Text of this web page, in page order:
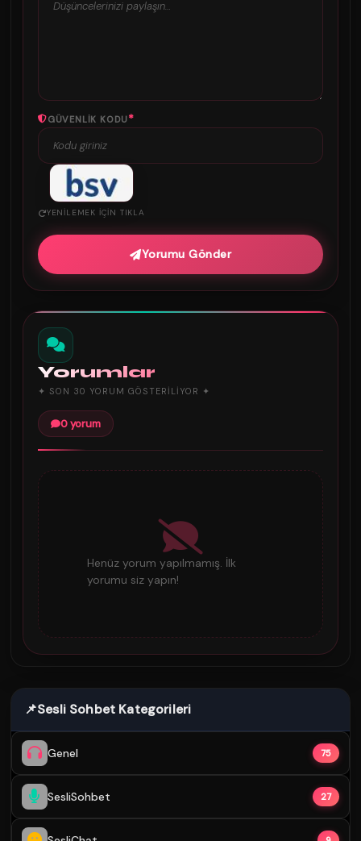
GÜVENLIK KODU*
YENILEMEK IÇIN TIKLA
Yorumu Gönder
Yorumlar
✦ SON 30 YORUM GÖSTERILIYOR ✦
0 yorum
Henüz yorum yapılmamış. İlk
yorumu siz yapın!
📌Sesli Sohbet Kategorileri
Genel 75
SesliSohbet 27